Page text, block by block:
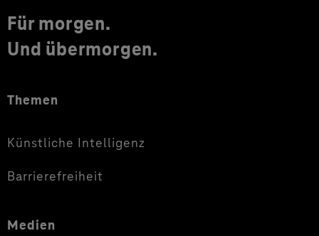
Für morgen.
Und übermorgen.
Themen
Künstliche Intelligenz
Barrierefreiheit
Medien